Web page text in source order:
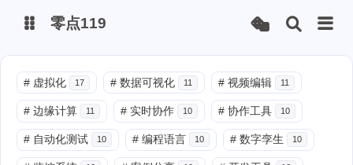
微博
抖音
零点119
# 虚拟化 17 # 数据可视化 11 # 视频编辑 11
# 边缘计算 11 # 实时协作 10 # 协作工具 10
# 自动化测试 10 # 编程语言 10 # 数字孪生 10